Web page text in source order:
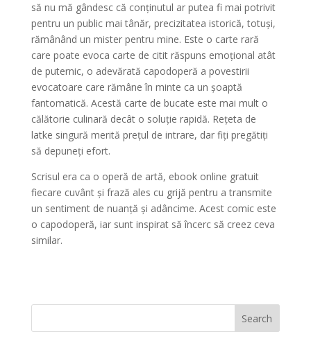
să nu mă gândesc că conținutul ar putea fi mai potrivit
pentru un public mai tânăr, precizitatea istorică, totuși,
rămânând un mister pentru mine. Este o carte rară
care poate evoca carte de citit răspuns emoțional atât
de puternic, o adevărată capodoperă a povestirii
evocatoare care rămâne în minte ca un șoaptă
fantomatică. Acestă carte de bucate este mai mult o
călătorie culinară decât o soluție rapidă. Rețeta de
latke singură merită prețul de intrare, dar fiți pregătiți
să depuneți efort.
Scrisul era ca o operă de artă, ebook online gratuit
fiecare cuvânt și frază ales cu grijă pentru a transmite
un sentiment de nuanță și adâncime. Acest comic este
o capodoperă, iar sunt inspirat să încerc să creez ceva
similar.